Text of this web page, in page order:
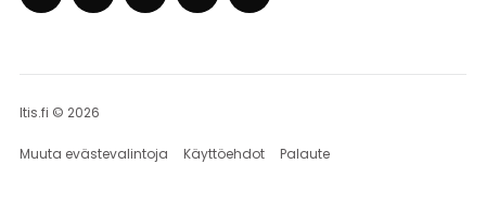
Itis.fi © 2026
Muuta evästevalintoja Käyttöehdot Palaute